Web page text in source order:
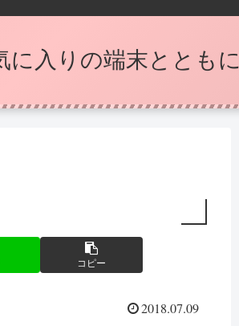
に入りの端末とともに
コピー
2018.07.09